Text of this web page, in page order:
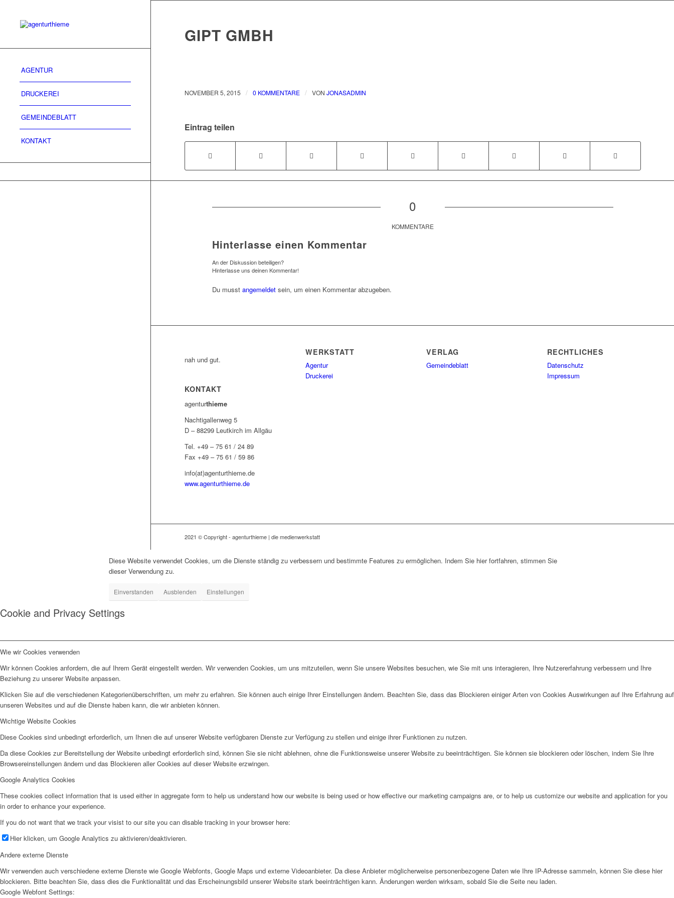
AGENTUR
DRUCKEREI
GEMEINDEBLATT
KONTAKT
GIPT GMBH
NOVEMBER 5, 2015 / 0 KOMMENTARE / VON JONASADMIN
Eintrag teilen
0
KOMMENTARE
Hinterlasse einen Kommentar
An der Diskussion beteiligen?
Hinterlasse uns deinen Kommentar!
Du musst angemeldetsein, um einen Kommentar abzugeben.
nah und gut.
KONTAKT
agenturthieme
Nachtigallenweg 5
D – 88299 Leutkirch im Allgäu
Tel. +49 – 75 61 / 24 89
Fax +49 – 75 61 / 59 86
info(at)agenturthieme.de
www.agenturthieme.de
WERKSTATT
Agentur
Druckerei
VERLAG
Gemeindeblatt
RECHTLICHES
Datenschutz
Impressum
2021 © Copyright - agenturthieme | die medienwerkstatt
Diese Website verwendet Cookies, um die Dienste ständig zu verbessern und bestimmte Features zu ermöglichen. Indem Sie hier fortfahren, stimmen Sie
dieser Verwendung zu.
Einverstanden Ausblenden Einstellungen
Cookie and Privacy Settings
Wie wir Cookies verwenden
Wir können Cookies anfordern, die auf Ihrem Gerät eingestellt werden. Wir verwenden Cookies, um uns mitzuteilen, wenn Sie unsere Websites besuchen, wie Sie mit uns interagieren, Ihre Nutzererfahrung verbessern und Ihre
Beziehung zu unserer Website anpassen.
Klicken Sie auf die verschiedenen Kategorienüberschriften, um mehr zu erfahren. Sie können auch einige Ihrer Einstellungen ändern. Beachten Sie, dass das Blockieren einiger Arten von Cookies Auswirkungen auf Ihre Erfahrung auf
unseren Websites und auf die Dienste haben kann, die wir anbieten können.
Wichtige Website Cookies
Diese Cookies sind unbedingt erforderlich, um Ihnen die auf unserer Website verfügbaren Dienste zur Verfügung zu stellen und einige ihrer Funktionen zu nutzen.
Da diese Cookies zur Bereitstellung der Website unbedingt erforderlich sind, können Sie sie nicht ablehnen, ohne die Funktionsweise unserer Website zu beeinträchtigen. Sie können sie blockieren oder löschen, indem Sie Ihre
Browsereinstellungen ändern und das Blockieren aller Cookies auf dieser Website erzwingen.
Google Analytics Cookies
These cookies collect information that is used either in aggregate form to help us understand how our website is being used or how effective our marketing campaigns are, or to help us customize our website and application for you
in order to enhance your experience.
If you do not want that we track your visist to our site you can disable tracking in your browser here:
Hier klicken, um Google Analytics zu aktivieren/deaktivieren.
Andere externe Dienste
Wir verwenden auch verschiedene externe Dienste wie Google Webfonts, Google Maps und externe Videoanbieter. Da diese Anbieter möglicherweise personenbezogene Daten wie Ihre IP-Adresse sammeln, können Sie diese hier
blockieren. Bitte beachten Sie, dass dies die Funktionalität und das Erscheinungsbild unserer Website stark beeinträchtigen kann. Änderungen werden wirksam, sobald Sie die Seite neu laden.
Google Webfont Settings: